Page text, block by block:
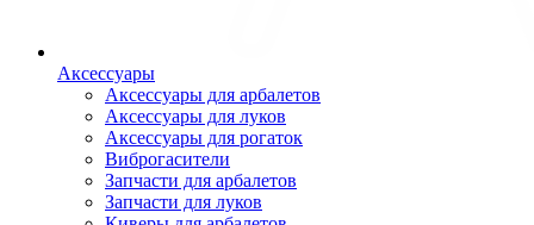
Аксессуары
Аксессуары для арбалетов
Аксессуары для луков
Аксессуары для рогаток
Виброгасители
Запчасти для арбалетов
Запчасти для луков